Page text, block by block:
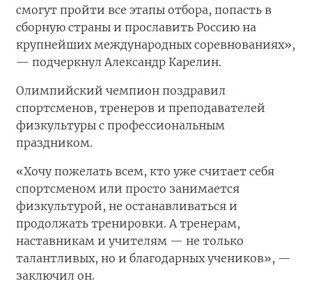
смогут пройти все этапы отбора, попасть в
сборную страны и прославить Россию на
крупнейших международных соревнованиях»,
— подчеркнул Александр Карелин.
Олимпийский чемпион поздравил
спортсменов, тренеров и преподавателей
физкультуры с профессиональным
праздником.
«Хочу пожелать всем, кто уже считает себя
спортсменом или просто занимается
физкультурой, не останавливаться и
продолжать тренировки. А тренерам,
наставникам и учителям — не только
талантливых, но и благодарных учеников», —
заключил он.